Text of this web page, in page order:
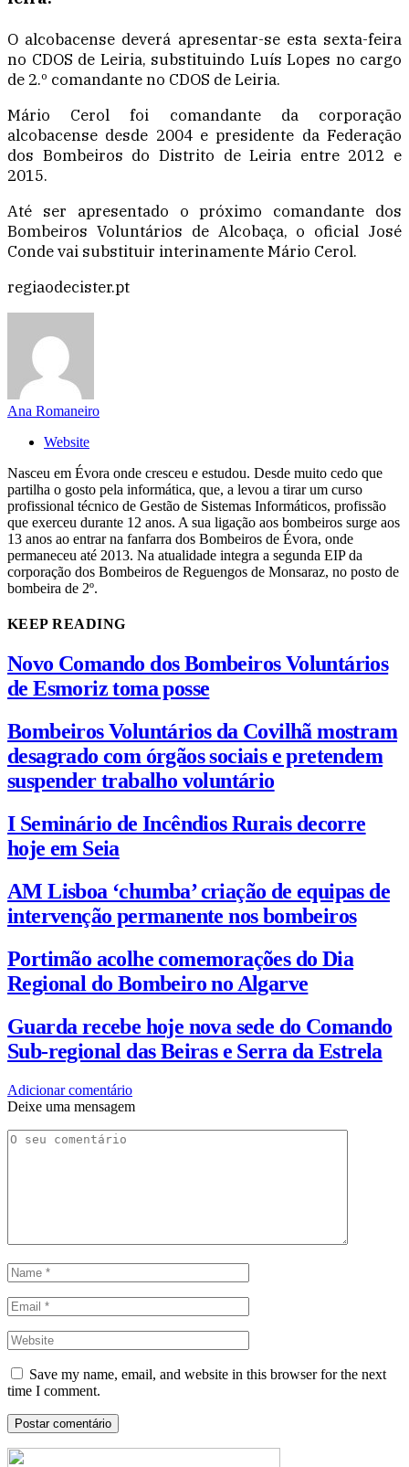
O alcobacense deverá apresentar-se esta sexta-feira
no CDOS de Leiria, substituindo Luís Lopes no cargo
de 2.º comandante no CDOS de Leiria.
Mário Cerol foi comandante da corporação
alcobacense desde 2004 e presidente da Federação
dos Bombeiros do Distrito de Leiria entre 2012 e
2015.
Até ser apresentado o próximo comandante dos
Bombeiros Voluntários de Alcobaça, o oficial José
Conde vai substituir interinamente Mário Cerol.
regiaodecister.pt
Ana Romaneiro
Website
Nasceu em Évora onde cresceu e estudou. Desde muito cedo que
partilha o gosto pela informática, que, a levou a tirar um curso
profissional técnico de Gestão de Sistemas Informáticos, profissão
que exerceu durante 12 anos. A sua ligação aos bombeiros surge aos
13 anos ao entrar na fanfarra dos Bombeiros de Évora, onde
permaneceu até 2013. Na atualidade integra a segunda EIP da
corporação dos Bombeiros de Reguengos de Monsaraz, no posto de
bombeira de 2º.
KEEP READING
Novo Comando dos Bombeiros Voluntários
de Esmoriz toma posse
Bombeiros Voluntários da Covilhã mostram
desagrado com órgãos sociais e pretendem
suspender trabalho voluntário
I Seminário de Incêndios Rurais decorre
hoje em Seia
AM Lisboa ‘chumba’ criação de equipas de
intervenção permanente nos bombeiros
Portimão acolhe comemorações do Dia
Regional do Bombeiro no Algarve
Guarda recebe hoje nova sede do Comando
Sub-regional das Beiras e Serra da Estrela
Adicionar comentário
Deixe uma mensagem
Save my name, email, and website in this browser for the next
time I comment.